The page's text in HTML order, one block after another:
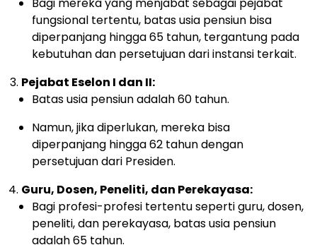
Bagi mereka yang menjabat sebagai pejabat
fungsional tertentu, batas usia pensiun bisa
diperpanjang hingga 65 tahun, tergantung pada
kebutuhan dan persetujuan dari instansi terkait.
Pejabat Eselon I dan II:
Batas usia pensiun adalah 60 tahun.
Namun, jika diperlukan, mereka bisa
diperpanjang hingga 62 tahun dengan
persetujuan dari Presiden.
Guru, Dosen, Peneliti, dan Perekayasa:
Bagi profesi-profesi tertentu seperti guru, dosen,
peneliti, dan perekayasa, batas usia pensiun
adalah 65 tahun.